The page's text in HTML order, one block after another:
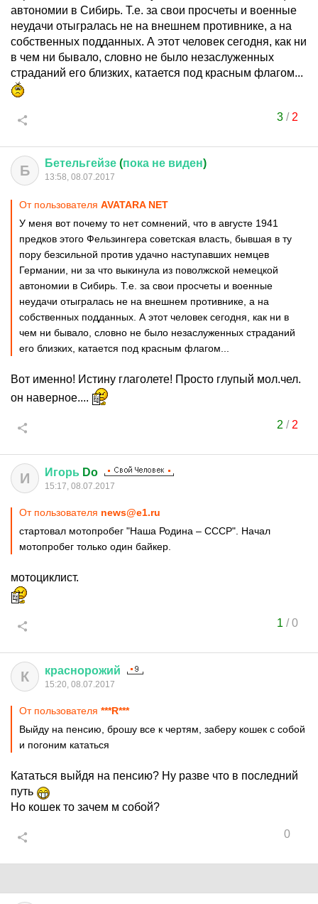
автономии в Сибирь. Т.е. за свои просчеты и военные
неудачи отыгралась не на внешнем противнике, а на
собственных подданных. А этот человек сегодня, как ни
в чем ни бывало, словно не было незаслуженных
страданий его близких, катается под красным флагом...
3/ 2
Б Бетельгейзе (пока не виден)
13:58, 08.07.2017
От пользователя AVATARA NET
У меня вот почему то нет сомнений, что в августе 1941
предков этого Фельзингера советская власть, бывшая в ту
пору безсильной против удачно наступавших немцев
Германии, ни за что выкинула из поволжской немецкой
автономии в Сибирь. Т.е. за свои просчеты и военные
неудачи отыгралась не на внешнем противнике, а на
собственных подданных. А этот человек сегодня, как ни в
чем ни бывало, словно не было незаслуженных страданий
его близких, катается под красным флагом...
Вот именно! Истину глаголете! Просто глупый мол.чел.
он наверное....
2 / 2
И Игорь Do
15:17, 08.07.2017
От пользователя news@e1.ru
стартовал мотопробег "Наша Родина – СССР". Начал
мотопробег только один байкер.
мотоциклист.
1 /0
К краснорожий
15:20, 08.07.2017
От пользователя ***R***
Выйду на пенсию, брошу все к чертям, заберу кошек с собой
и погоним кататься
Кататься выйдя на пенсию? Ну разве что в последний
путь
Но кошек то зачем м собой?
0